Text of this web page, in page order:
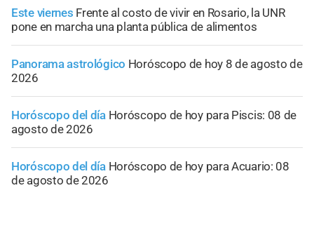
Este viernes Frente al costo de vivir en Rosario, la UNR
pone en marcha una planta pública de alimentos
Panorama astrológico Horóscopo de hoy 8 de agosto de
2026
Horóscopo del día Horóscopo de hoy para Piscis: 08 de
agosto de 2026
Horóscopo del día Horóscopo de hoy para Acuario: 08
de agosto de 2026